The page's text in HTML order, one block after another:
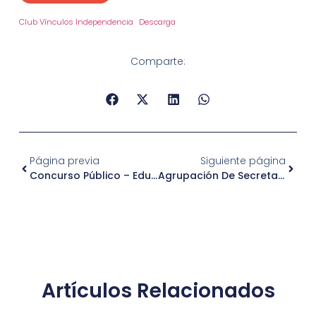
Club Vínculos Independencia Descarga
Comparte:
Página previa
Concurso Público – Educadora De Trato Directo Para Programa Casa De Acogida
Siguiente página
Agrupación De Secretarias Hospital Clínico U. De Chile
Artículos Relacionados